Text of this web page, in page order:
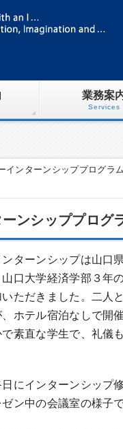
業務案
Services
インターンシッププログラ
ンシッププログ
ターンシップは山口
口大学経済学部３年
ただきました。二人
ホテル宿泊なしで開
素直な学生で、礼儀
日にインターンシップ
ン中の会議室の様子で